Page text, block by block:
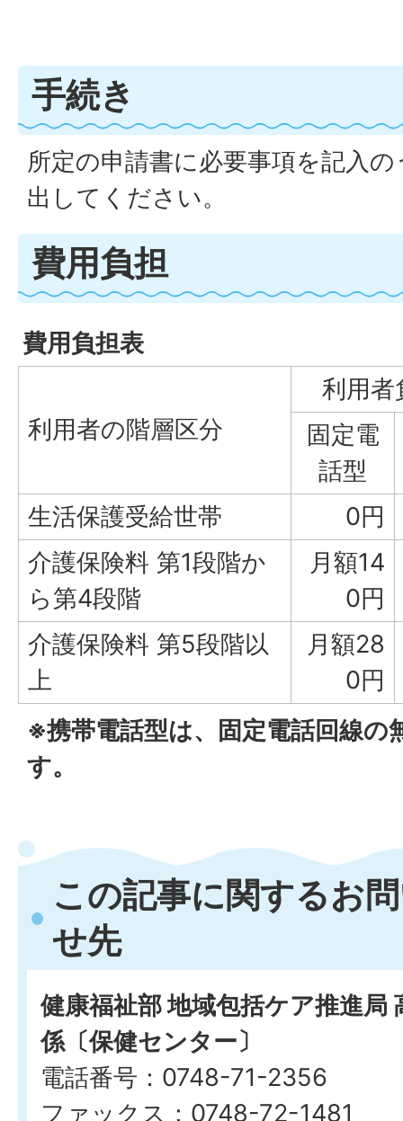
手続き
所定の申請書に必要事項を記入
出してください。
費用負担
費用負担表
利用者の階層区分
利用者
固定電
話型
生活保護受給世帯
0円
介護保険料 第1段階か
ら第4段階
月額14
0円
介護保険料 第5段階以
上
月額28
0円
※携帯電話型は、固定電話回線の
す。
この記事に関するお
せ先
健康福祉部 地域包括ケア推進局
係〔保健センター〕
電話番号：0748-71-2356
ファックス：0748-72-1481